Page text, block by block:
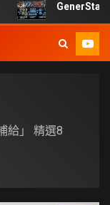
GenerStand 擬推「
給」 精選8